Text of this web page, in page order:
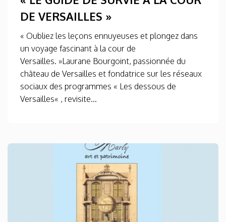
DE VERSAILLES »
« Oubliez les leçons ennuyeuses et plongez dans
un voyage fascinant à la cour de
Versailles. »Laurane Bourgoint, passionnée du
château de Versailles et fondatrice sur les réseaux
sociaux des programmes « Les dessous de
Versailles« , revisite...